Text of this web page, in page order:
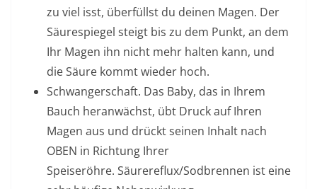
zu viel isst, überfüllst du deinen Magen. Der
Säurespiegel steigt bis zu dem Punkt, an dem
Ihr Magen ihn nicht mehr halten kann, und
die Säure kommt wieder hoch.
Schwangerschaft. Das Baby, das in Ihrem
Bauch heranwächst, übt Druck auf Ihren
Magen aus und drückt seinen Inhalt nach
OBEN in Richtung Ihrer
Speiseröhre. Säurereflux/Sodbrennen ist eine